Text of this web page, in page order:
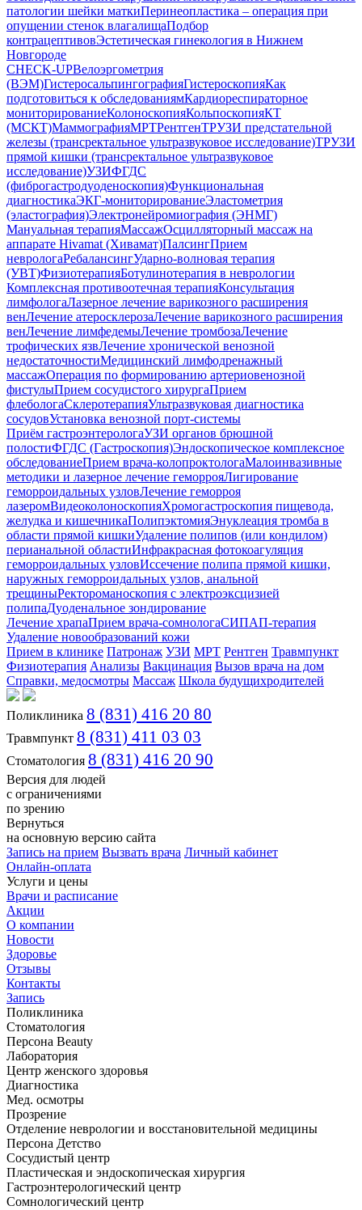
патологии шейки маткиПеринеопластика – операция при
опущении стенок влагалищаПодбор
контрацептивовЭстетическая гинекология в Нижнем
Новгороде
CHECK-UPВелоэргометрия
(ВЭМ)ГистеросальпингографияГистероскопияКак
подготовиться к обследованиямКардиореспираторное
мониторированиеКолоноскопияКольпоскопияКТ
(МСКТ)МаммографияМРТРентгенТРУЗИ предстательной
железы (трансректальное ультразвуковое исследование)ТРУЗИ
прямой кишки (трансректальное ультразвуковое
исследование)УЗИФГДС
(фиброгастродуоденоскопия)Функциональная
диагностикаЭКГ-мониторированиеЭластометрия
(эластография)Электронейромиография (ЭНМГ)
Мануальная терапияМассажОсцилляторный массаж на
аппарате Hivamat (Хивамат)ПалсингПрием
неврологаРебалансингУдарно-волновая терапия
(УВТ)ФизиотерапияБотулинотерапия в неврологии
Комплексная противоотечная терапияКонсультация
лимфологаЛазерное лечение варикозного расширения
венЛечение атеросклерозаЛечение варикозного расширения
венЛечение лимфедемыЛечение тромбозаЛечение
трофических язвЛечение хронической венозной
недостаточностиМедицинский лимфодренажный
массажОперация по формированию артериовенозной
фистулыПрием сосудистого хирургаПрием
флебологаСклеротерапияУльтразвуковая диагностика
сосудовУстановка венозной порт-системы
Приём гастроэнтерологаУЗИ органов брюшной
полостиФГДС (Гастроскопия)Эндоскопическое комплексное
обследованиеПрием врача-колопроктологаМалоинвазивные
методики и лазерное лечение геморрояЛигирование
геморроидальных узловЛечение геморроя
лазеромВидеоколоноскопияХромогастроскопия пищевода,
желудка и кишечникаПолипэктомияЭнуклеация тромба в
области прямой кишкиУдаление полипов (или кондилом)
перианальной областиИнфракрасная фотокоагуляция
геморроидальных узловИссечение полипа прямой кишки,
наружных геморроидальных узлов, анальной
трещиныРектороманоскопия с электроэксцизией
полипаДуоденальное зондирование
Лечение храпаПрием врача-сомнологаСИПАП-терапия
Удаление новообразований кожи
Прием в клинике Патронаж УЗИ МРТ Рентген Травмпункт
Физиотерапия Анализы Вакцинация Вызов врача на дом
Справки, медосмотры Массаж Школа будущихродителей
Поликлиника 8 (831) 416 20 80
Травмпункт 8 (831) 411 03 03
Стоматология 8 (831) 416 20 90
Версия для людей
с ограничениями
по зрению
Вернуться
на основную версию сайта
Запись на прием Вызвать врача Личный кабинет
Онлайн-оплата
Услуги и цены
Врачи и расписание
Акции
О компании
Новости
Здоровье
Отзывы
Контакты
Запись
Поликлиника
Стоматология
Персона Beauty
Лаборатория
Центр женского здоровья
Диагностика
Мед. осмотры
Прозрение
Отделение неврологии и восстановительной медицины
Персона Детство
Сосудистый центр
Пластическая и эндоскопическая хирургия
Гастроэнтерологический центр
Сомнологический центр